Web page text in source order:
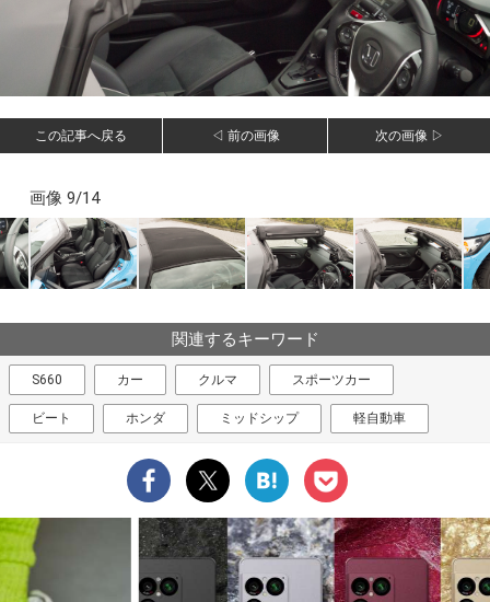
この記事へ戻る ◁ 前の画像 次の画像 ▷
画像 9/14
関連するキーワード
S660 カー クルマ スポーツカー
ビート ホンダ ミッドシップ 軽自動車